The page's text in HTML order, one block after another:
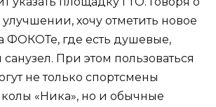
хочу отметить новое
ФОКОТе, где есть душевые,
При этом пользоваться
не только спортсмены
«Ника», но и обычные